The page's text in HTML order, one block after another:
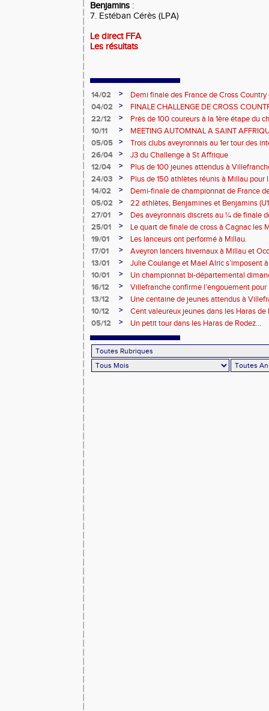
Benjamins :
7. Estéban Cérès (LPA)
Le direct FFA
Les résultats
14/02 >
Demi finale des France de Cross Country
sélection Aveyron BEF BEM motivée!
04/02 >
FINALE CHALLENGE DE CROSS
PANAT
22/12 >
Près de 100 coureurs à la 1ère étape du
de Rouergue
10/11 >
MEETING AUTOMNAL A SAINT
05/05
>
Trois clubs aveyronnais au 1er tour des
26/04
>
J3 du Challenge à St Affrique
12/04
>
Plus de 100 jeunes attendus à
24/03
>
Plus de 150 athlètes réunis à Millau
piste
14/02 >
Demi-finale de championnat de France
et Benjamins Aveyronnais dans la boue
05/02 >
22 athlètes, Benjamines et Benjamins
lors des 1/2 Finales des France de Cross
27/01 >
Des aveyronnais discrets au ¼ de finale
25/01
>
Le quart de finale de cross à Cagnac les
Tarbes
19/01 >
Les lanceurs ont performé à Millau.
17/01
>
Aveyron lancers hivernaux à Millau et
Bompas
13/01 >
Julie Coulange et Mael Alric s’imposent
10/01
>
Un championnat bi-départemental
la fête soit belle !!!
16/12 >
Villefranche confirme l’engouement pour
13/12
>
Une centaine de jeunes attendus à
10/12
>
Cent valeureux jeunes dans les Haras de
05/12
> Un petit tour dans les Haras de Rodez...